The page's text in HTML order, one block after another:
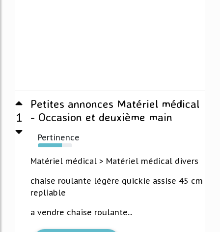
1
Petites annonces Matériel médical
- Occasion et deuxième main
Pertinence
70%
Matériel médical > Matériel médical divers
chaise roulante légère quickie assise 45 cm
repliable
a vendre chaise roulante...